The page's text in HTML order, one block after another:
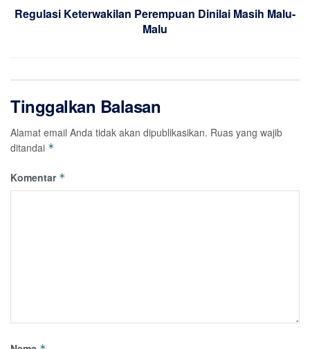
Regulasi Keterwakilan Perempuan Dinilai Masih Malu-
Malu
Tinggalkan Balasan
Alamat email Anda tidak akan dipublikasikan. Ruas yang wajib
ditandai *
Komentar *